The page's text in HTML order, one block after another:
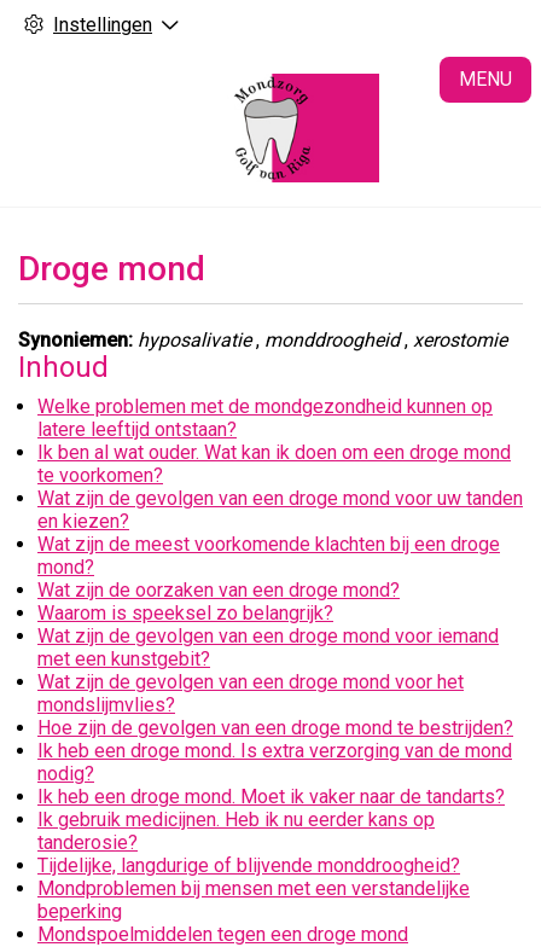
Instellingen
MENU
Droge mond
Synoniemen: hyposalivatie, monddroogheid, xerostomie
Inhoud
Welke problemen met de mondgezondheid kunnen op
latere leeftijd ontstaan?
Ik ben al wat ouder. Wat kan ik doen om een droge mond
te voorkomen?
Wat zijn de gevolgen van een droge mond voor uw tanden
en kiezen?
Wat zijn de meest voorkomende klachten bij een droge
mond?
Wat zijn de oorzaken van een droge mond?
Waarom is speeksel zo belangrijk?
Wat zijn de gevolgen van een droge mond voor iemand
met een kunstgebit?
Wat zijn de gevolgen van een droge mond voor het
mondslijmvlies?
Hoe zijn de gevolgen van een droge mond te bestrijden?
Ik heb een droge mond. Is extra verzorging van de mond
nodig?
Ik heb een droge mond. Moet ik vaker naar de tandarts?
Ik gebruik medicijnen. Heb ik nu eerder kans op
tanderosie?
Tijdelijke, langdurige of blijvende monddroogheid?
Mondproblemen bij mensen met een verstandelijke
beperking
Mondspoelmiddelen tegen een droge mond